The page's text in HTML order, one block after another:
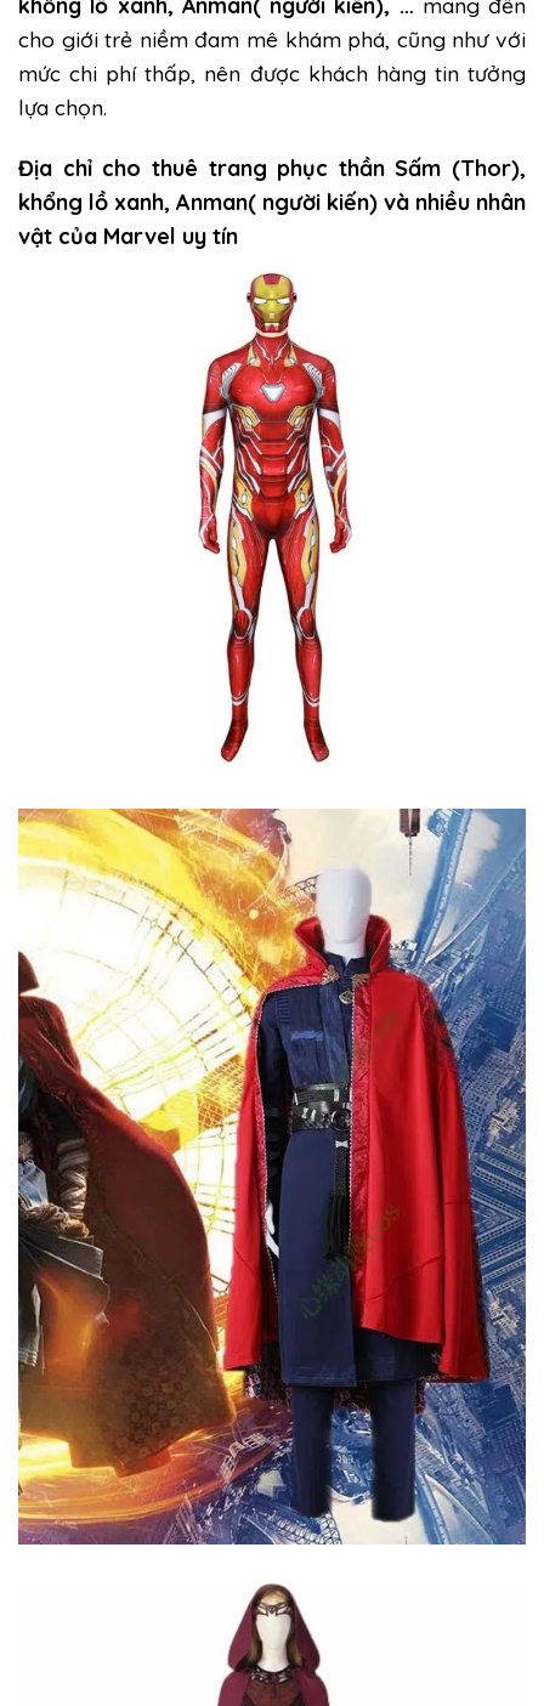
cho giới trẻ niềm đam mê khám phá, cũng như với
mức chi phí thấp, nên được khách hàng tin tưởng
lựa chọn.
Địa chỉ cho thuê trang phục thần Sấm (Thor),
khổng lồ xanh, Anman( người kiến) và nhiều nhân
vật của Marvel uy tín